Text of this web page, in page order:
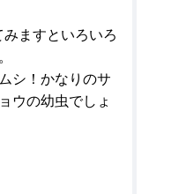
ますといろいろ
シ！かなりのサ
ウの幼虫でしょ